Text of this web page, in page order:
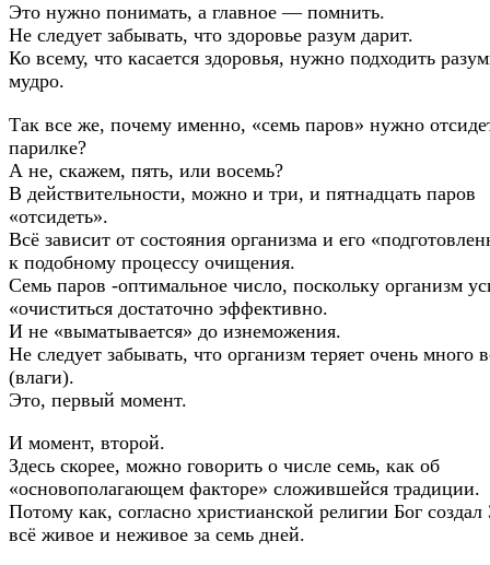
Это нужно понимать, а главное — помнить.
Не следует забывать, что здоровье разум дарит.
Ко всему, что касается здоровья, нужно подходить
мудро.
Так все же, почему именно, «семь паров» нужно
парилке?
А не, скажем, пять, или восемь?
В действительности, можно и три, и пятнадцать паров
«отсидеть».
Всё зависит от состояния организма и его
к подобному процессу очищения.
Семь паров -оптимальное число, поскольку организм
«очиститься достаточно эффективно.
И не «выматывается» до изнеможения.
Не следует забывать, что организм теряет очень много
(влаги).
Это, первый момент.
И момент, второй.
Здесь скорее, можно говорить о числе семь, как об
«основополагающем факторе» сложившейся традиции.
Потому как, согласно христианской религии Бог
всё живое и неживое за семь дней.